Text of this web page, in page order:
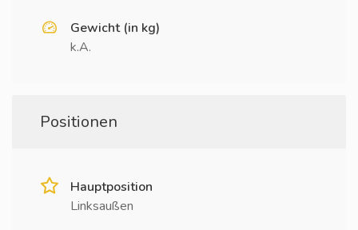
Gewicht (in kg)
k.A.
Positionen
Hauptposition
Linksaußen